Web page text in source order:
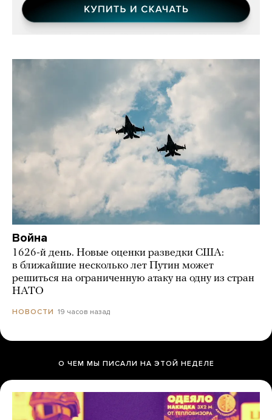
Война
1626-й день. Новые оценки разведки США:
в ближайшие несколько лет Путин может
решиться на ограниченную атаку на одну из стран
НАТО
НОВОСТИ 19 часов назад
О ЧЕМ МЫ ПИСАЛИ НА ЭТОЙ НЕДЕЛЕ